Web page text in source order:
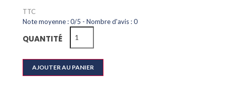
TTC
Note moyenne :0/5 - Nombre d'avis :0
QUANTITÉ
AJOUTER AU PANIER